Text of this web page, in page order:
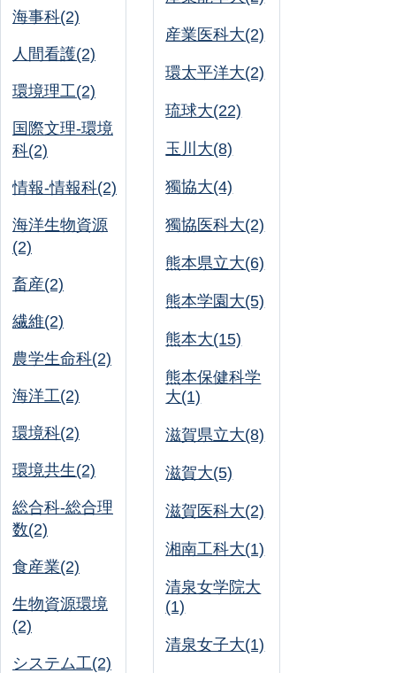
海事科(2)
人間看護(2)
環境理工(2)
国際文理-環境
科(2)
情報-情報科(2)
海洋生物資源
(2)
畜産(2)
繊維(2)
農学生命科(2)
海洋工(2)
環境科(2)
環境共生(2)
総合科-総合理
数(2)
食産業(2)
生物資源環境
(2)
システム工(2)
産業医科大(2)
環太平洋大(2)
琉球大(22)
玉川大(8)
獨協大(4)
獨協医科大(2)
熊本県立大(6)
熊本学園大(5)
熊本大(15)
熊本保健科学
大(1)
滋賀県立大(8)
滋賀大(5)
滋賀医科大(2)
湘南工科大(1)
清泉女学院大
(1)
清泉女子大(1)